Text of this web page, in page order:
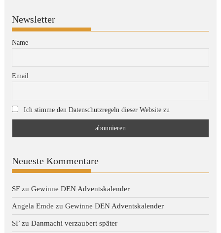
Newsletter
Name
Email
Ich stimme den Datenschutzregeln dieser Website zu
Neueste Kommentare
SF zuGewinne DEN Adventskalender
Angela Emde zuGewinne DEN Adventskalender
SF zuDanmachi verzaubert später